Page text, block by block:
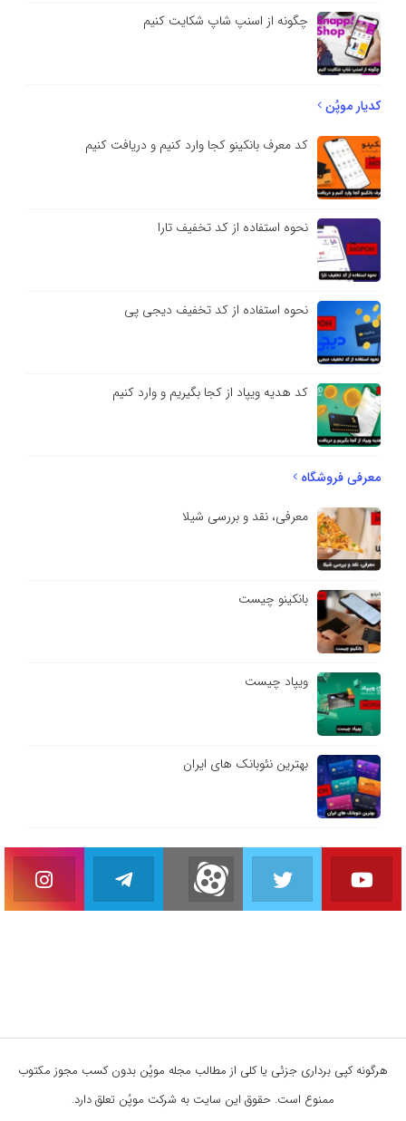
چگونه از اسنپ شاپ شکایت کنیم
کدیار موپُن
کد معرف بانکینو کجا وارد کنیم و دریافت کنیم
نحوه استفاده از کد تخفیف تارا
نحوه استفاده از کد تخفیف دیجی پی
کد هدیه ویپاد از کجا بگیریم و وارد کنیم
معرفی فروشگاه
معرفی، نقد و بررسی شیلا
بانکینو چیست
ویپاد چیست
بهترین نئوبانک های ایران
هرگونه کپی برداری جزئی یا کلی از مطالب مجله موپُن بدون کسب مجوز مکتوب
ممنوع است. حقوق این سایت به شرکت موپُن تعلق دارد.